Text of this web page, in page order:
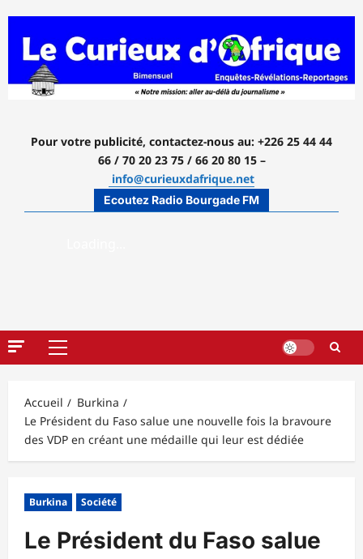
contenu
Pour votre publicité, contactez-nous au: +226 25 44 44
66 / 70 20 23 75 / 66 20 80 15 –
info@curieuxdafrique.net
Ecoutez Radio Bourgade FM
Menu
Accueil
Burkina
Le Président du Faso salue une nouvelle fois la bravoure
des VDP en créant une médaille qui leur est dédiée
Burkina Société
Le Président du Faso salue